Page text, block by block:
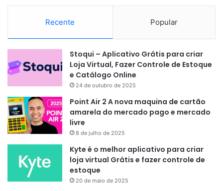
Recente Popular
Stoqui – Aplicativo Grátis para criar
Loja Virtual, Fazer Controle de Estoque
e Catálogo Online
24 de outubro de 2025
Point Air 2 A nova maquina de cartão
amarela do mercado pago e mercado
livre
8 de julho de 2025
Kyte é o melhor aplicativo para criar
loja virtual Grátis e fazer controle de
estoque
20 de maio de 2025